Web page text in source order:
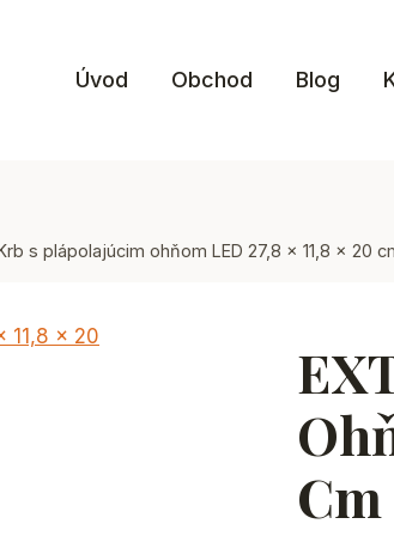
Úvod Obchod Blog
s plápolajúcim ohňom LED 27,8 x 11,8 x 20